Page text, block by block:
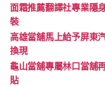
面霜推薦翻譯社專業隱
裝
高雄當舖馬上給予屏東
換現
龜山當舖專屬林口當舖
貼